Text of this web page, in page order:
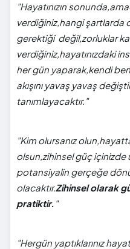
"Hayatınızın
verdiğiniz,hangi şartlarda
gerektiği değil,zorluklar
verdiğiniz,hayatınızdaki
her gün yaparak,kendi
akışını yavaş yavaş
tanımlayacaktır."
"Kim olursanız
olsun,zihinsel güç
potansiyalin gerçeğe
olacaktır.Zihinsel olarak
pratiktir. "
"Hergün yaptıklarınız